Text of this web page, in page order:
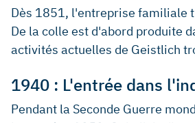
Dès 1851, l'entreprise familiale
De la colle est d'abord produite
activités actuelles de Geistlich
1940 : L'entrée dans
Pendant la Seconde Guerre